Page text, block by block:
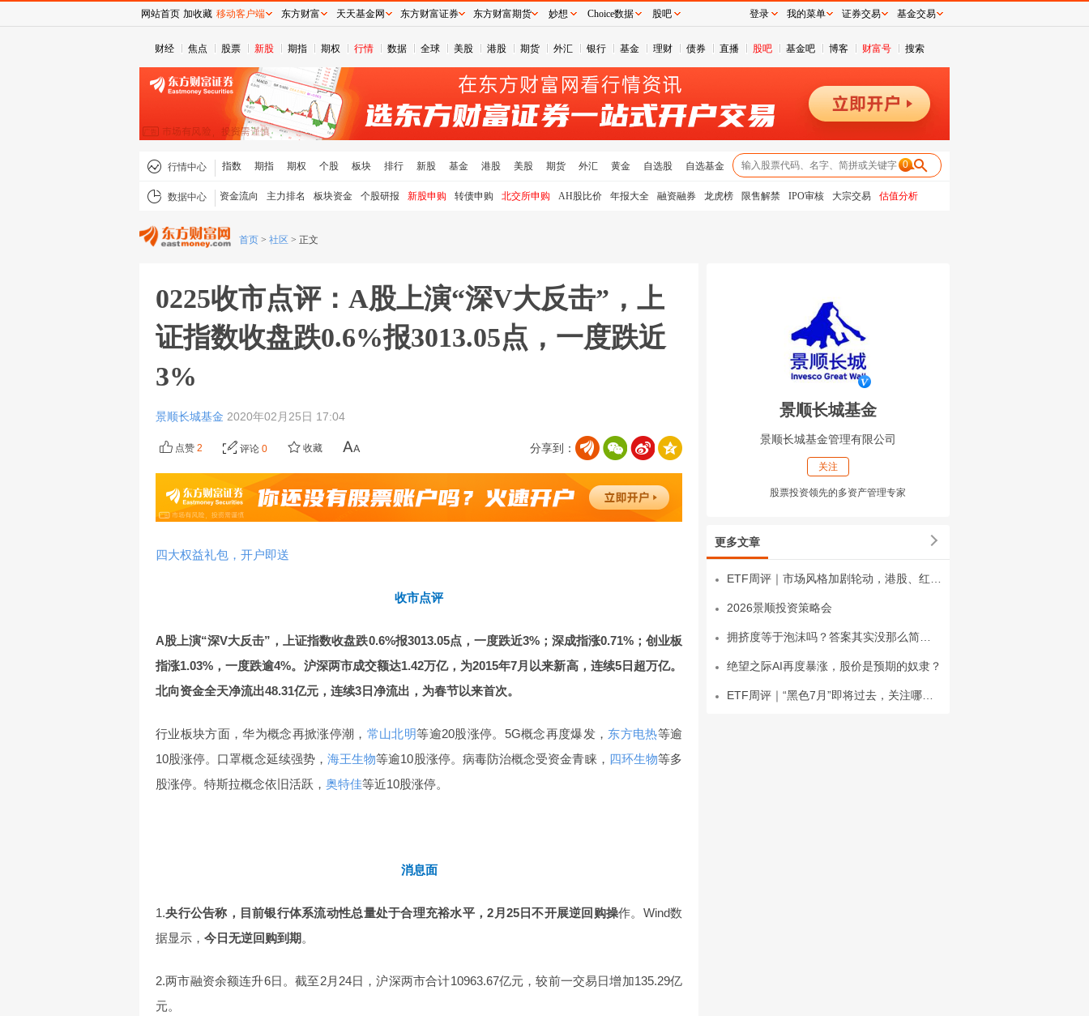
财经 焦点 股票 新股 期指 期权 行情 数据 全球 美股 港股 期货 外汇 银行 基金 理财 债券 直播 股吧 基金吧 博客 财富号 搜索
行情中心 指数 期指 期权 个股 板块 排行 新股 基金 港股 美股 期货 外汇 黄金 自选股 自选基金 0
数据中心 资金流向 主力排名 板块资金 个股研报 新股申购 转债申购 北交所申购 AH股比价 年报大全 融资融券 龙虎榜 限售解禁 IPO审核 大宗交易 估值分析
首页 > 社区 > 正文
0225收市点评：A股上演“深V大反击”，上
证指数收盘跌0.6%报3013.05点，一度跌近
3%
景顺长城基金 2020年02月25日 17:04
分享到：
点赞 2 评论 0 收藏
四大权益礼包，开户即送
收市点评
A股上演“深V大反击”，上证指数收盘跌0.6%报3013.05点，一度跌近3%；深成指涨0.71%；创业板
指涨1.03%，一度跌逾4%。沪深两市成交额达1.42万亿，为2015年7月以来新高，连续5日超万亿。
北向资金全天净流出48.31亿元，连续3日净流出，为春节以来首次。
行业板块方面，华为概念再掀涨停潮， 常山北明等逾20股涨停。5G概念再度爆发， 东方电热等逾
10股涨停。口罩概念延续强势， 海王生物等逾10股涨停。病毒防治概念受资金青睐， 四环生物等多
股涨停。特斯拉概念依旧活跃， 奥特佳等近10股涨停。
消息面
1.央行公告称，目前银行体系流动性总量处于合理充裕水平，2月25日不开展逆回购操作。Wind数
据显示， 今日无逆回购到期 。
2.两市融资余额连升6日。截至2月24日，沪深两市合计10963.67亿元，较前一交易日增加135.29亿
元。
景顺长城基金
景顺长城基金管理有限公司
关注
股票投资领先的多资产管理专家
更多文章
2026景顺投资策略会
绝望之际AI再度暴涨，股价是预期的奴隶？
网站首页 加收藏 移动客户端 东方财富 天天基金网 东方财富证券 东方财富期货 妙想 Choice数据 股吧 登录 我的菜单 证券交易 基金交易